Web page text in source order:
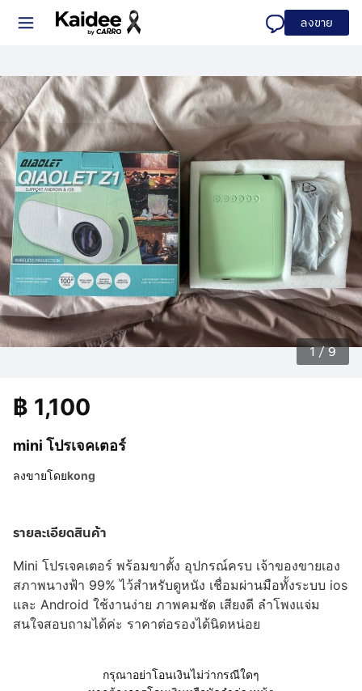
ลงขาย
1/9
mini โปรเจคเตอร์
฿ 1,100
ลงขายโดยkong
รายละเอียดสินค้า
Mini โปรเจคเตอร์ พร้อมขาตั้ง อุปกรณ์ครบ เจ้าของขายเอง
สภาพนางฟ้า 99% ไว้สำหรับดูหนัง เชื่อมผ่านมือทั้งระบบ ios
และ Android ใช้งานง่าย ภาพคมชัด เสียงดี ลำโพงแจ่ม
สนใจสอบถามได้ค่ะ ราคาต่อรองได้นิดหน่อย
กรุณาอย่าโอนเงินไม่ว่ากรณีใดๆ